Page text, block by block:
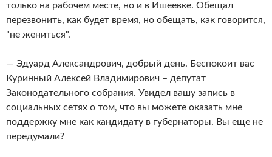
только на рабочем месте, но и в Ишеевке. Обещал
перезвонить, как будет время, но обещать, как говорится,
"не жениться".
— Эдуард Александрович, добрый день. Беспокоит вас
Куринный Алексей Владимирович – депутат
Законодательного собрания. Увидел вашу запись в
социальных сетях о том, что вы можете оказать мне
поддержку мне как кандидату в губернаторы. Вы еще не
передумали?